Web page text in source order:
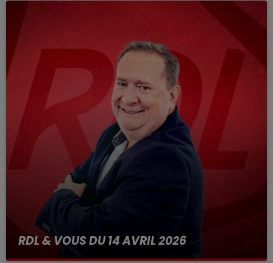
RDL & VOUS DU 14 AVRIL 2026